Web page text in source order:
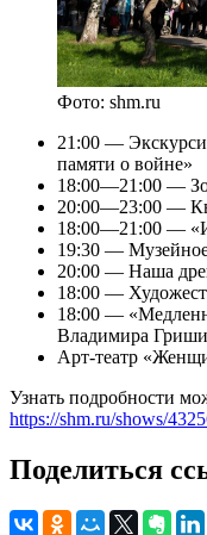
Фото: shm.ru
21:00 —
памяти о войне»
18:00—21:00 —
20:00—23:00 —
18:00—21:00 —
19:30 — Музейное
20:00 — Наша
18:00 —
18:00 —
Владимира
Арт-театр
Узнать подробности
https://shm.ru/shows/
Поделиться